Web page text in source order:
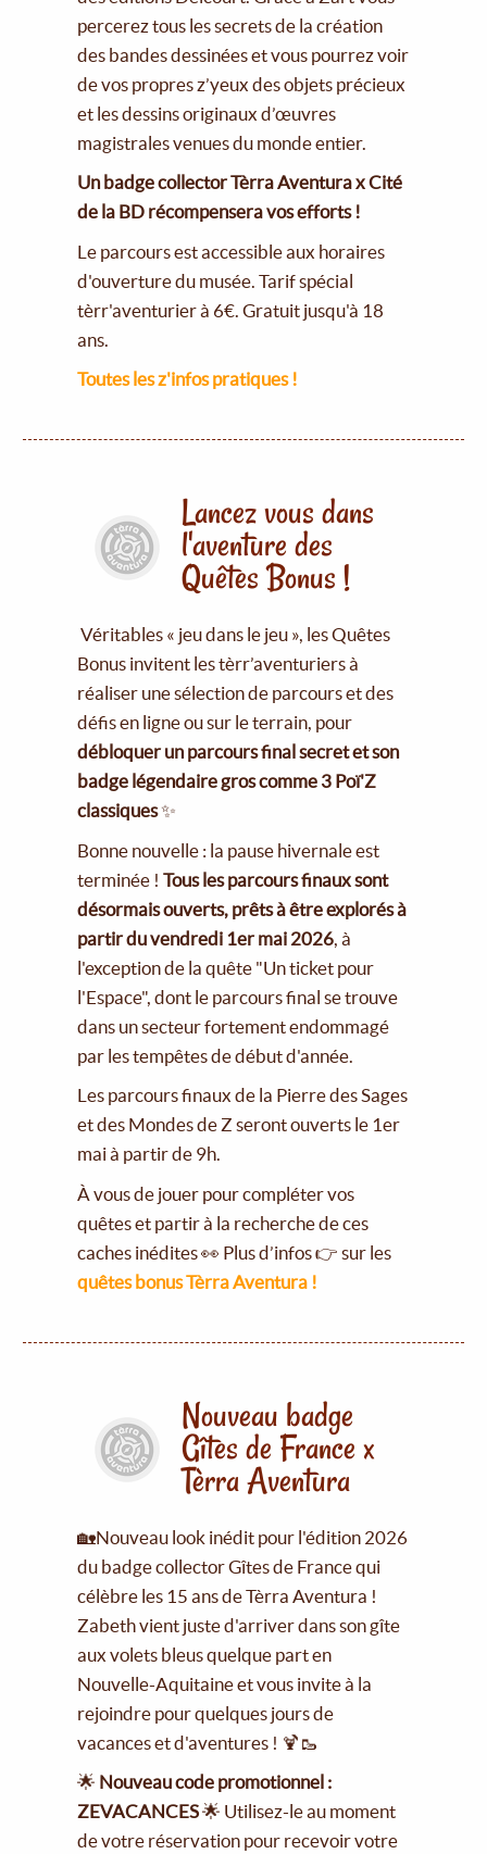
percerez tous les secrets de la création
des bandes dessinées et vous pourrez voir
de vos propres z’yeux des objets précieux
et les dessins originaux d’œuvres
magistrales venues du monde entier.
Un badge collector Tèrra Aventura x Cité
de la BD récompensera vos efforts !
Le parcours est accessible aux horaires
d'ouverture du musée. Tarif spécial
tèrr'aventurier à 6€. Gratuit jusqu'à 18
ans.
Toutes les z'infos pratiques !
Lancez vous dans
l'aventure des
Quêtes Bonus !
Véritables « jeu dans le jeu », les Quêtes
Bonus invitent les tèrr’aventuriers à
réaliser une sélection de parcours et des
défis en ligne ou sur le terrain, pour
débloquer un parcours final secret et son
badge légendaire gros comme 3 Poï'Z
classiques✨
Bonne nouvelle : la pause hivernale est
terminée !Tous les parcours finaux sont
désormais ouverts, prêts à être explorés à
partir du vendredi 1er mai 2026 , à
l'exception de la quête "Un ticket pour
l'Espace", dont le parcours final se trouve
dans un secteur fortement endommagé
par les tempêtes de début d'année.
Les parcours finaux de la Pierre des Sages
et des Mondes de Z seront ouverts le 1er
mai à partir de 9h.
À vous de jouer pour compléter vos
quêtes et partir à la recherche de ces
caches inédites 👀 Plus d’infos 👉 sur les
quêtes bonus Tèrra Aventura !
Nouveau badge
Gîtes de France x
Tèrra Aventura
🏡Nouveau look inédit pour l'édition 2026
du badge collector Gîtes de France qui
célèbre les 15 ans de Tèrra Aventura !
Zabeth vient juste d'arriver dans son gîte
aux volets bleus quelque part en
Nouvelle-Aquitaine et vous invite à la
rejoindre pour quelques jours de
vacances et d'aventures ! 🍹🥾
🌟 Nouveau code promotionnel :
ZEVACANCES🌟 Utilisez-le au moment
de votre réservation pour recevoir votre